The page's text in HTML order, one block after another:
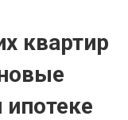
квартир